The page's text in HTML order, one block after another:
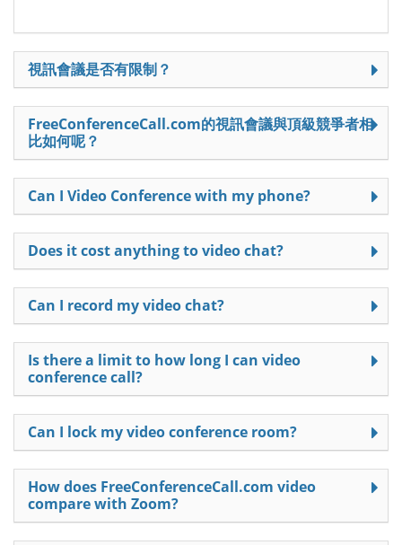
視訊會議是否有限制？
FreeConferenceCall.com的視訊會議與頂級競爭者相
比如何呢？
Can I Video Conference with my phone?
Does it cost anything to video chat?
Can I record my video chat?
Is there a limit to how long I can video
conference call?
Can I lock my video conference room?
How does FreeConferenceCall.com video
compare with Zoom?